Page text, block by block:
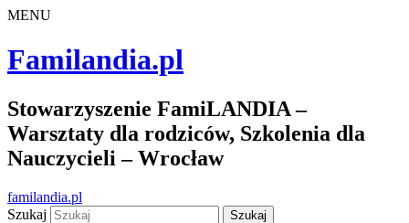
MENU
Familandia.pl
Stowarzyszenie FamiLANDIA –
Warsztaty dla rodziców, Szkolenia dla
Nauczycieli – Wrocław
familandia.pl
Szukaj